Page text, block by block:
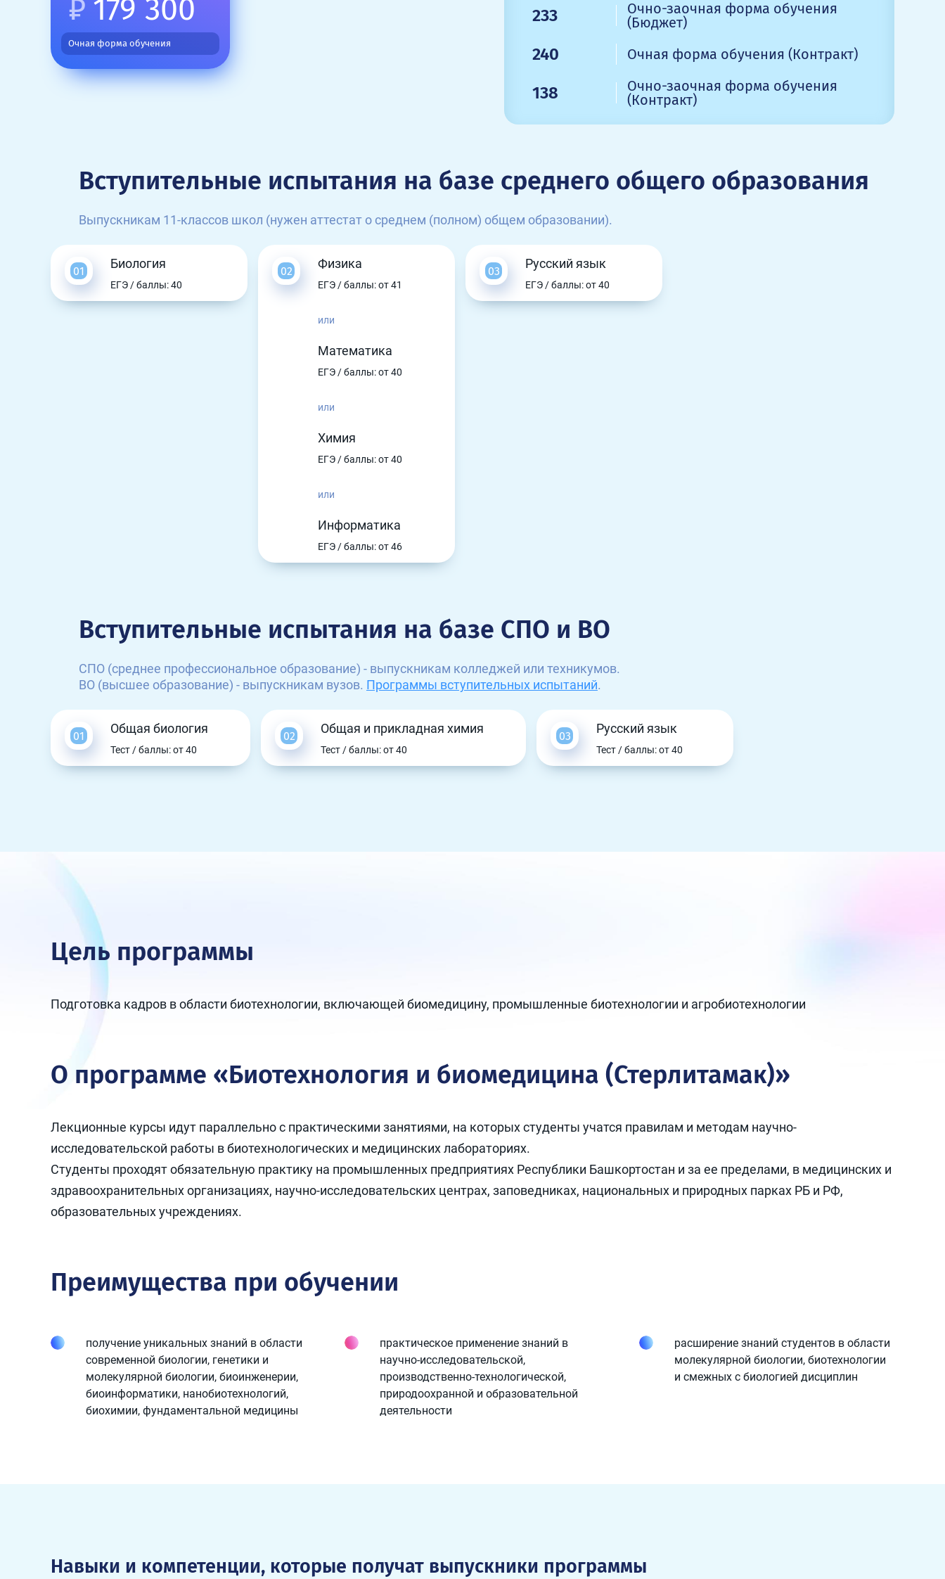
₽ 179 300
Очная форма обучения
233
Очно-заочная форма обучения
(Бюджет)
240 Очная форма обучения (Контракт)
138
Очно-заочная форма обучения
(Контракт)
Вступительные испытания на базе среднего общего образования
Выпускникам 11-классов школ (нужен аттестат о среднем (полном) общем образовании).
Биология
ЕГЭ / баллы: 40
Физика
ЕГЭ / баллы: от 41
или
Математика
ЕГЭ / баллы: от 40
или
Химия
ЕГЭ / баллы: от 40
или
Информатика
ЕГЭ / баллы: от 46
Русский язык
ЕГЭ / баллы: от 40
Вступительные испытания на базе СПО и ВО
СПО (среднее профессиональное образование) - выпускникам колледжей или техникумов.
ВО (высшее образование) - выпускникам вузов. Программы вступительных испытаний.
Общая биология
Тест / баллы: от 40
Общая и прикладная химия
Тест / баллы: от 40
Русский язык
Тест / баллы: от 40
Цель программы
Подготовка кадров в области биотехнологии, включающей биомедицину, промышленные биотехнологии и агробиотехнологии
О программе «Биотехнология и биомедицина (Стерлитамак)»
Лекционные курсы идут параллельно с практическими занятиями, на которых студенты учатся правилам и методам научно-
исследовательской работы в биотехнологических и медицинских лабораториях.
Студенты проходят обязательную практику на промышленных предприятиях Республики Башкортостан и за ее пределами, в медицинских и
здравоохранительных организациях, научно-исследовательских центрах, заповедниках, национальных и природных парках РБ и РФ,
образовательных учреждениях.
Преимущества при обучении
получение уникальных знаний в области
современной биологии, генетики и
молекулярной биологии, биоинженерии,
биоинформатики, нанобиотехнологий,
биохимии, фундаментальной медицины
практическое применение знаний в
научно-исследовательской,
производственно-технологической,
природоохранной и образовательной
деятельности
расширение знаний студентов в области
молекулярной биологии, биотехнологии
и смежных с биологией дисциплин
Навыки и компетенции, которые получат выпускники программы